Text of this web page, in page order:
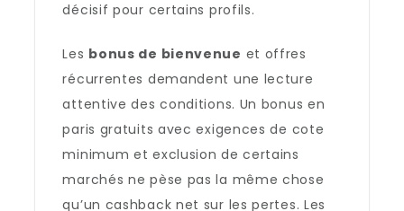
décisif pour certains profils.
Les bonus de bienvenue et offres
récurrentes demandent une lecture
attentive des conditions. Un bonus en
paris gratuits avec exigences de cote
minimum et exclusion de certains
marchés ne pèse pas la même chose
qu’un cashback net sur les pertes. Les